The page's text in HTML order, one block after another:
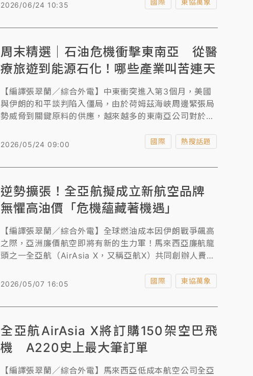
2026/06/24 10:35 國際 東協萬象
周末精選｜石油危機衝擊東南亞 從醫
療旅遊到能源石化！哪些產業叫苦連天
【編譯張翠蘭／綜合外電】中東衝突進入第3個月，美國
與伊朗的和平談判陷入僵局，由於荷姆茲海峽周邊緊張局
勢威脅到關鍵原料的供應，越來越多的東南亞公司對於能
石化和零售業，這起石油危機對東南亞一些產業的衝擊已
2026/05/24 09:00 國際 熱搜話題
逆勢擴張！全亞航擬成立新航空品牌
無懼高油價「危機蘊藏著機遇」
【編譯張翠蘭／綜合外電】全球燃油成本因伊朗戰爭飆高
之際，亞洲廉價航空即將有新的生力軍！馬來西亞廉航龍
頭之一全亞航（AirAsia X，又稱亞航X）共同創辦人費南
押注在航空業因高油價動盪之際進行擴張，有信心將獲得
2026/05/07 16:05 國際 東協萬象
全亞航AirAsia X將訂購150架空巴飛
機 A220史上最大筆訂單
【編譯張翠蘭／綜合外電】馬來西亞低成本航空公司全亞